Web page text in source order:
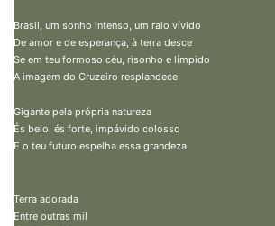
Brasil, um sonho intenso, um raio vívido
De amor e de esperança, à terra desce
Se em teu formoso céu, risonho e límpido
A imagem do Cruzeiro resplandece
Gigante pela própria natureza
És belo, és forte, impávido colosso
E o teu futuro espelha essa grandeza
Terra adorada
Entre outras mil